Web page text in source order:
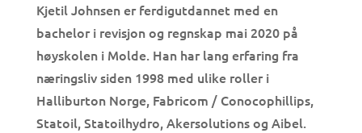
Kjetil Johnsen er ferdigutdannet med en
bachelor i revisjon og regnskap mai 2020 på
høyskolen i Molde. Han har lang erfaring fra
næringsliv siden 1998 med ulike roller i
Halliburton Norge, Fabricom / Conocophillips,
Statoil, Statoilhydro, Akersolutions og Aibel.